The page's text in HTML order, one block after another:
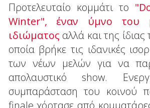
Προτελευταίο κομμάτι το
Winter", έναν ύμνο του
ιδιώματος αλλά και της
οποία βρήκε τις ιδανικές
των νέων μελών για να
απολαυστικό show.
συμπαράσταση του κοινού